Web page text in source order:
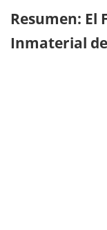
Resumen:
Inmaterial